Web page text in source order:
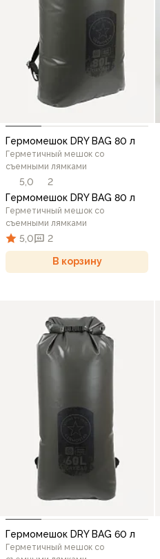
Гермомешок DRY BAG 80 л
Герметичный мешок со
съемными лямками
5,0
2
Гермомешок DRY BAG 80 л
Герметичный мешок со
съемными лямками
5,0 2
В корзину
Гермомешок DRY BAG 60 л
Герметичный мешок со